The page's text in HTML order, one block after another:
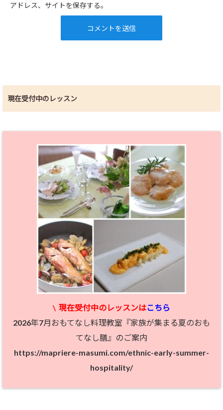
アドレス、サイトを保存する。
現在受付中のレッスン
\ 現在受付中のレッスンはこちら
2026年7月おもてなし料理教室『家族が集まる夏のおも
てなし膳』のご案内
https://mapriere-masumi.com/ethnic-early-summer-
hospitality/